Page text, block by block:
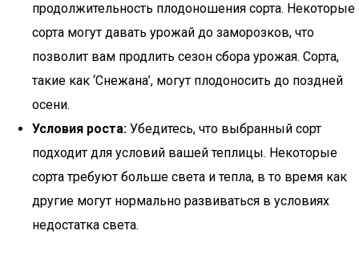
продолжительность плодоношения сорта. Некоторые
сорта могут давать урожай до заморозков, что
позволит вам продлить сезон сбора урожая. Сорта,
такие как ‘Снежана’, могут плодоносить до поздней
осени.
Условия роста: Убедитесь, что выбранный сорт
подходит для условий вашей теплицы. Некоторые
сорта требуют больше света и тепла, в то время как
другие могут нормально развиваться в условиях
недостатка света.